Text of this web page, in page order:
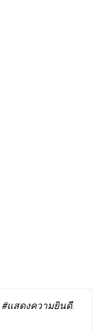
#แสดงความยินดี,